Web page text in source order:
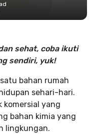
sehat, coba ikuti
sendiri, yuk!
bahan rumah
sehari-hari.
komersial yang
bahan kimia yang
lingkungan.